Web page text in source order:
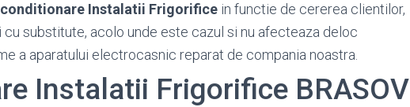
Instalatii Frigorifice in functie de cererea clientilor,
substitute, acolo unde este cazul si nu afecteaza deloc
a aparatului electrocasnic reparat de compania noastra.
Instalatii Frigorifice BRASOV